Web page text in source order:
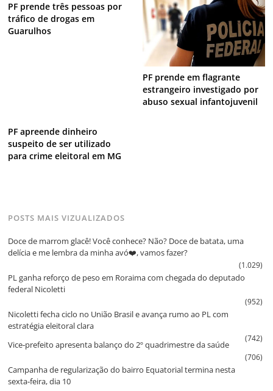
PF prende três pessoas por
tráfico de drogas em
Guarulhos
PF prende em flagrante
estrangeiro investigado por
abuso sexual infantojuvenil
PF apreende dinheiro
suspeito de ser utilizado
para crime eleitoral em MG
POSTS MAIS VIZUALIZADOS
Doce de marrom glacê! Você conhece? Não? Doce de batata, uma
delícia e me lembra da minha avó❤️, vamos fazer?
(1.029)
PL ganha reforço de peso em Roraima com chegada do deputado
federal Nicoletti
(952)
Nicoletti fecha ciclo no União Brasil e avança rumo ao PL com
estratégia eleitoral clara
(742)
Vice‑prefeito apresenta balanço do 2º quadrimestre da saúde
(706)
Campanha de regularização do bairro Equatorial termina nesta
sexta‑feira, dia 10